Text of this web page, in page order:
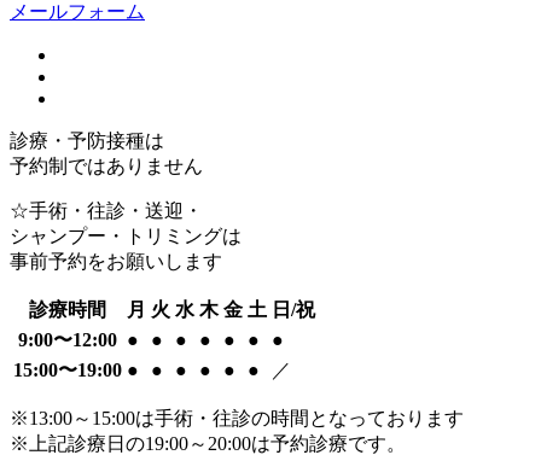
メールフォーム
診療・予防接種は
予約制ではありません
☆手術・往診・送迎・
シャンプー・トリミングは
事前予約をお願いします
診療時間 月 火 水 木 金 土 日/祝
9:00〜12:00 ● ● ● ● ● ●
●
15:00〜19:00 ● ● ● ● ● ● ／
※13:00～15:00は手術・往診の時間となっております
※上記診療日の19:00～20:00は予約診療です。